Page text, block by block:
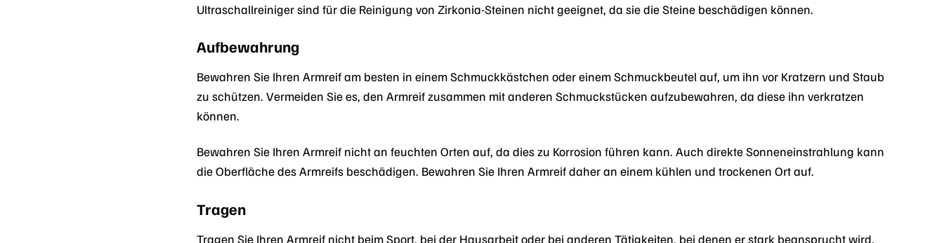
Ultraschallreiniger sind für die Reinigung von Zirkonia-Steinen nicht geeignet, da sie die Steine beschädigen können.
Aufbewahrung
Bewahren Sie Ihren Armreif am besten in einem Schmuckkästchen oder einem Schmuckbeutel auf, um ihn vor Kratzern und Staub
zu schützen. Vermeiden Sie es, den Armreif zusammen mit anderen Schmuckstücken aufzubewahren, da diese ihn verkratzen
können.
Bewahren Sie Ihren Armreif nicht an feuchten Orten auf, da dies zu Korrosion führen kann. Auch direkte Sonneneinstrahlung kann
die Oberfläche des Armreifs beschädigen. Bewahren Sie Ihren Armreif daher an einem kühlen und trockenen Ort auf.
Tragen
Tragen Sie Ihren Armreif nicht beim Sport, bei der Hausarbeit oder bei anderen Tätigkeiten, bei denen er stark beansprucht wird.